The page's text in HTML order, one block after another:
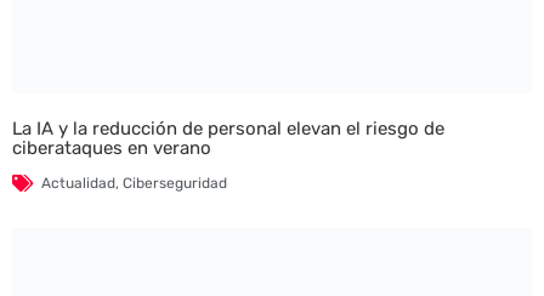
La IA y la reducción de personal elevan el riesgo de
ciberataques en verano
Actualidad, Ciberseguridad